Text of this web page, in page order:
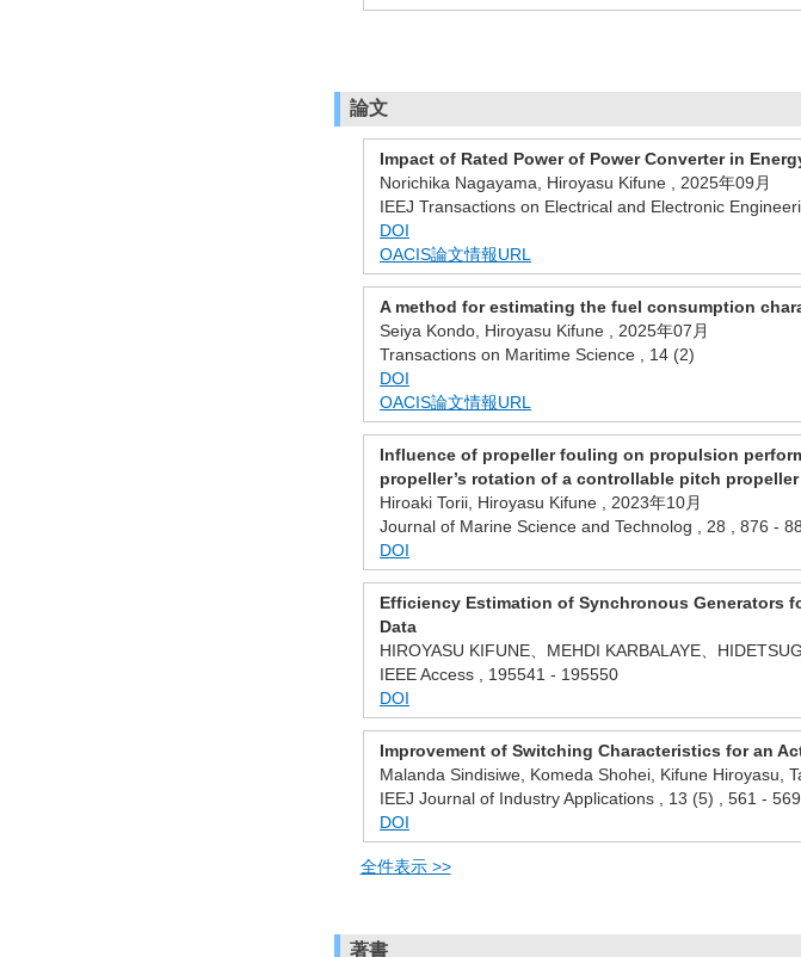
論文
Impact of Rated Power of Power Converter in
Norichika Nagayama, Hiroyasu Kifune , 2025年09月
IEEJ Transactions on Electrical and Electronic
DOI
OACIS論文情報URL
A method for estimating the fuel consumption
Seiya Kondo, Hiroyasu Kifune , 2025年07月
Transactions on Maritime Science , 14 (2)
DOI
OACIS論文情報URL
Influence of propeller fouling on propulsion
propeller’s rotation of a controllable pitch propeller
Hiroaki Torii, Hiroyasu Kifune , 2023年10月
Journal of Marine Science and Technolog , 28 , 876 -
DOI
Efficiency Estimation of Synchronous Generators
Data
HIROYASU KIFUNE、MEHDI KARBALAYE、
IEEE Access , 195541 - 195550
DOI
Improvement of Switching Characteristics for an
Malanda Sindisiwe, Komeda Shohei, Kifune Hiroyasu,
IEEJ Journal of Industry Applications , 13 (5) , 561 - 569
DOI
全件表示 >>
著書